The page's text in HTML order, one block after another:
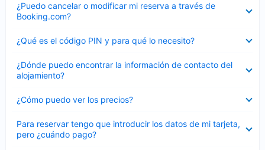
¿Puedo cancelar o modificar mi reserva a través de
Booking.com?
cerrado
¿Qué es el código PIN y para qué lo necesito?
cerrado
¿Dónde puedo encontrar la información de contacto del
alojamiento?
cerrado
¿Cómo puedo ver los precios?
cerrado
Para reservar tengo que introducir los datos de mi tarjeta,
pero ¿cuándo pago?
cerrado